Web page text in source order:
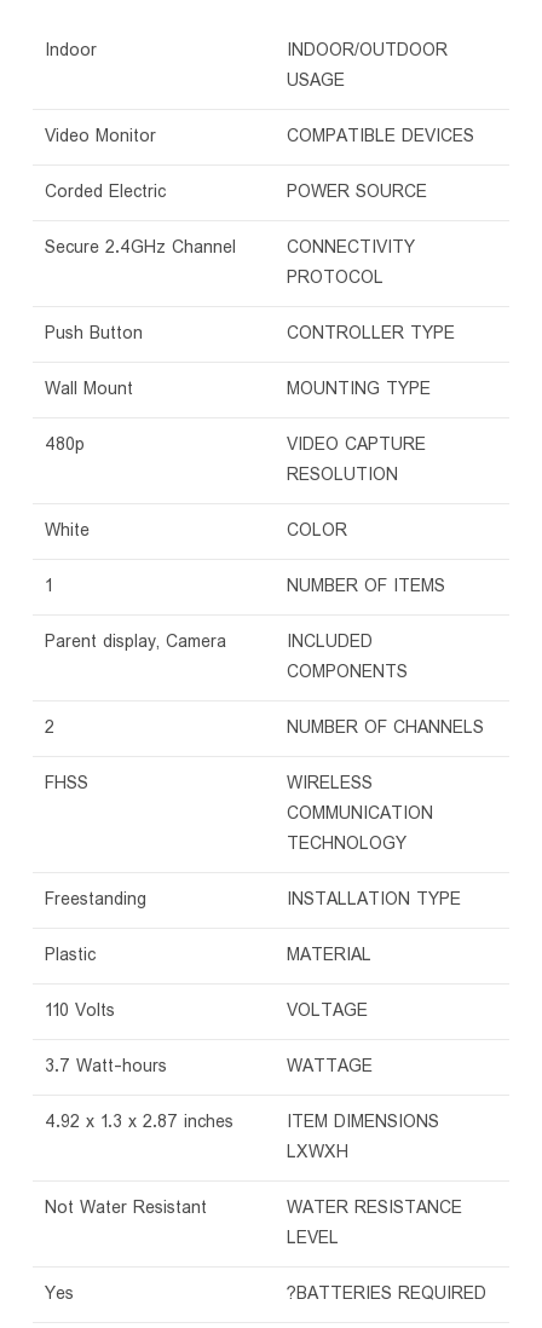
INDOOR/OUTDOOR
USAGE
‎Indoor
COMPATIBLE DEVICES
‎Video Monitor
POWER SOURCE
‎Corded Electric
CONNECTIVITY
PROTOCOL
‎Secure 2.4GHz Channel
CONTROLLER TYPE
‎Push Button
MOUNTING TYPE
‎Wall Mount
VIDEO CAPTURE
RESOLUTION
‎480p
COLOR
‎White
NUMBER OF ITEMS
‎1
INCLUDED
COMPONENTS
‎Parent display, Camera
NUMBER OF CHANNELS
‎2
WIRELESS
COMMUNICATION
TECHNOLOGY
‎FHSS
INSTALLATION TYPE
‎Freestanding
MATERIAL
‎Plastic
VOLTAGE
‎110 Volts
WATTAGE
‎3.7 Watt-hours
ITEM DIMENSIONS
LXWXH
‎4.92 x 1.3 x 2.87 inches
WATER RESISTANCE
LEVEL
‎Not Water Resistant
BATTERIES REQUIRED?
‎Yes